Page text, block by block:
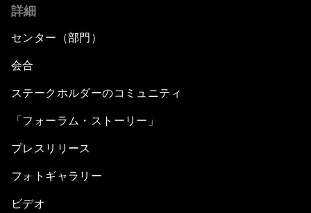
詳細
センター（部門）
会合
ステークホルダーのコミュニティ
「フォーラム・ストーリー」
プレスリリース
フォトギャラリー
ビデオ